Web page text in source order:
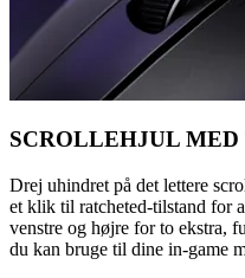
SCROLLEHJUL
Drej uhindret på det lettere
et klik til ratcheted-tilstand for
venstre og højre for to ekstra,
du kan bruge til dine in-game